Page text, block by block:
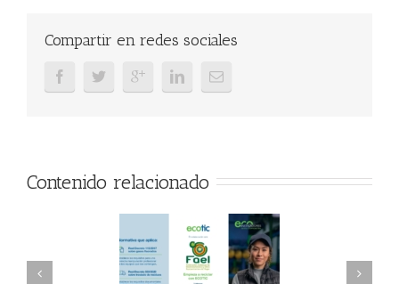
Compartir en redes sociales
Contenido relacionado
AAEL y
FAEL, Ecoasimelec y